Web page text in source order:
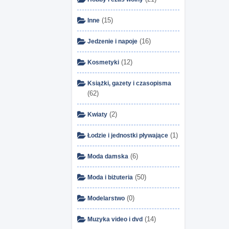
Inne (15)
Jedzenie i napoje (16)
Kosmetyki (12)
Książki, gazety i czasopisma
(62)
Kwiaty (2)
Łodzie i jednostki pływające (1)
Moda damska (6)
Moda i biżuteria (50)
Modelarstwo (0)
Muzyka video i dvd (14)